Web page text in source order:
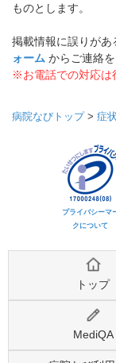
ものとします。
掲載情報に誤りがあ
ォーム からご連絡
※お電話での対応は
病院なびトップ> 症状
プライバシーマ
クについて
トップ
MediQA